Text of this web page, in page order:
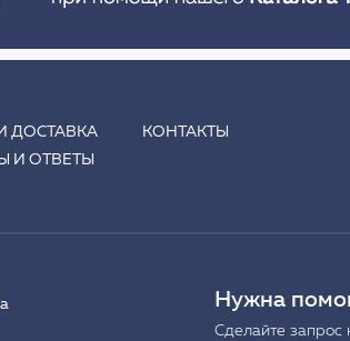
ДОСТАВКА
КОНТАКТЫ
И ОТВЕТЫ
Нужна
Сделайте запрос